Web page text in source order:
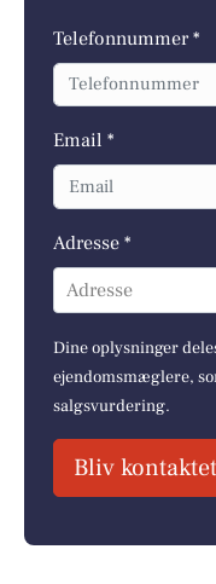
Telefonnummer *
Email *
Adresse *
Adresse
Dine oplysninger
ejendomsmæglere,
salgsvurdering.
Bliv kontaktet